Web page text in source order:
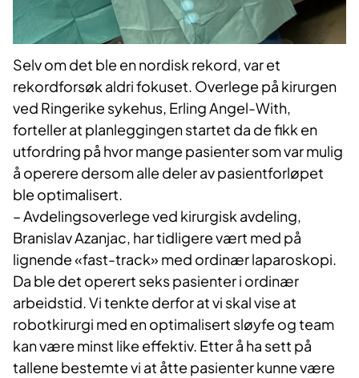
Selv om det ble en nordisk rekord, var et
rekordforsøk aldri fokuset. Overlege på kirurgen
ved Ringerike sykehus, Erling Angel-With,
forteller at planleggingen startet da de fikk en
utfordring på hvor mange pasienter som var mulig
å operere dersom alle deler av pasientforløpet
ble optimalisert.
– Avdelingsoverlege ved kirurgisk avdeling,
Branislav Azanjac, har tidligere vært med på
lignende «fast-track» med ordinær laparoskopi.
Da ble det operert seks pasienter i ordinær
arbeidstid. Vi tenkte derfor at vi skal vise at
robotkirurgi med en optimalisert sløyfe og team
kan være minst like effektiv. Etter å ha sett på
tallene bestemte vi at åtte pasienter kunne være